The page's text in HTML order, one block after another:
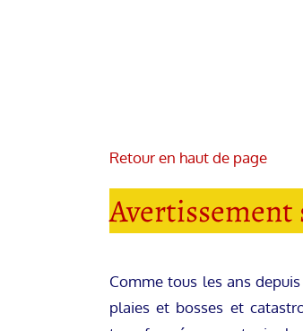
Retour en haut de page
Avertissement
Comme tous les ans
plaies et bosses et